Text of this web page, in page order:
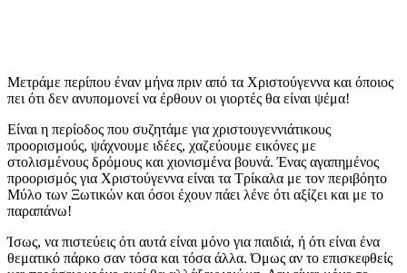
Μετράμε περίπου έναν μήνα πριν από τα Χριστούγεννα και όποιος
πει ότι δεν ανυπομονεί να έρθουν οι γιορτές θα είναι ψέμα!
Είναι η περίοδος που συζητάμε για χριστουγεννιάτικους
προορισμούς, ψάχνουμε ιδέες, χαζεύουμε εικόνες με
στολισμένους δρόμους και χιονισμένα βουνά. Ένας αγαπημένος
προορισμός για Χριστούγεννα είναι τα Τρίκαλα με τον περιβόητο
Μύλο των Ξωτικών και όσοι έχουν πάει λένε ότι αξίζει και με το
παραπάνω!
Ίσως, να πιστεύεις ότι αυτά είναι μόνο για παιδιά, ή ότι είναι ένα
θεματικό πάρκο σαν τόσα και τόσα άλλα. Όμως αν το επισκεφθείς